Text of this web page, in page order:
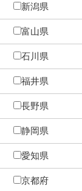
新潟県
富山県
石川県
福井県
長野県
静岡県
愛知県
京都府